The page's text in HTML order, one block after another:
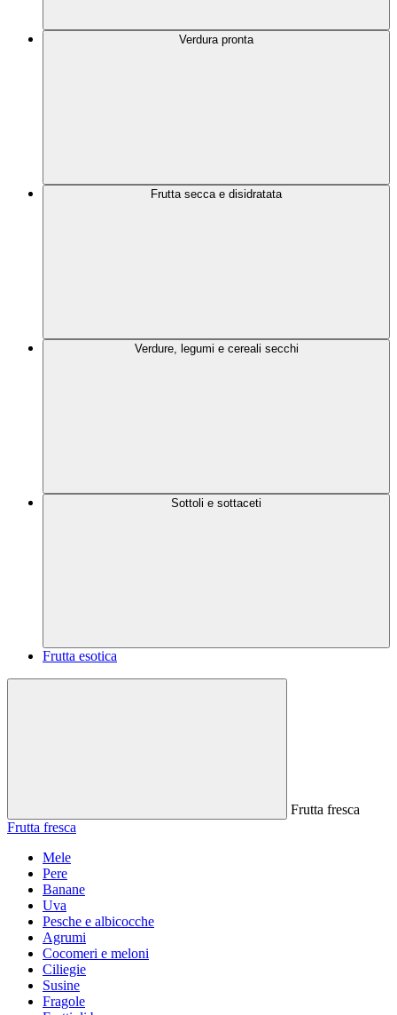
Verdura pronta
Frutta secca e disidratata
Verdure, legumi e cereali secchi
Sottoli e sottaceti
Frutta esotica
Frutta fresca
Frutta fresca
Mele
Pere
Banane
Uva
Pesche e albicocche
Agrumi
Cocomeri e meloni
Ciliegie
Susine
Fragole